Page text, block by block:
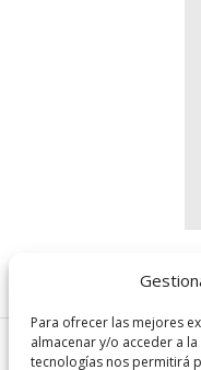
Para ofrecer las mejores
almacenar y/o acceder a
tecnologías nos permitirá